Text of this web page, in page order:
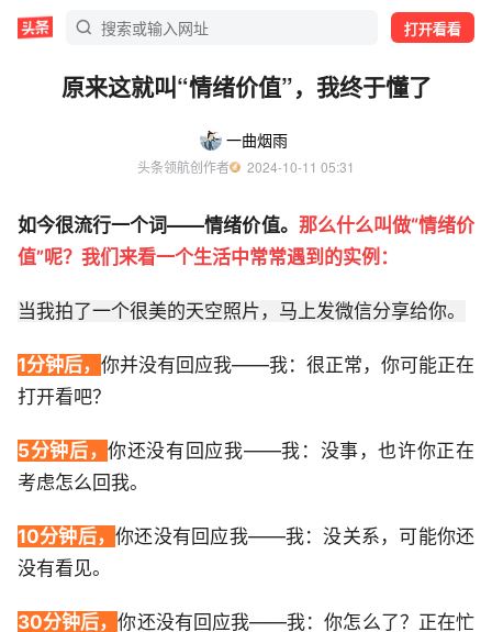
打开看看
原来这就叫“情绪价值”，我终于懂了
一曲烟雨
头条领航创作者
  2024-10-11 05:31
如今很流行一个词——情绪价值。 那么什么叫做“情绪价
值”呢？我们来看一个生活中常常遇到的实例：
当我拍了一个很美的天空照片，马上发微信分享给你。
1分钟后， 你并没有回应我——我：很正常，你可能正在
打开看吧？
5分钟后，你还没有回应我——我：没事，也许你正在
考虑怎么回我。
10分钟后，你还没有回应我——我：没关系，可能你还
没有看见。
30分钟后，你还没有回应我——我：你怎么了？正在忙